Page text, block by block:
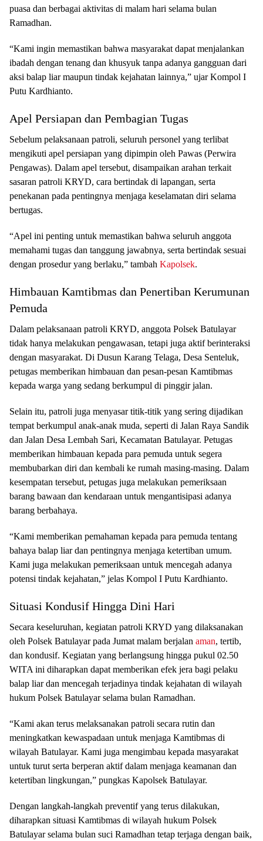
puasa dan berbagai aktivitas di malam hari selama bulan
Ramadhan.
“Kami ingin memastikan bahwa masyarakat dapat menjalankan
ibadah dengan tenang dan khusyuk tanpa adanya gangguan dari
aksi balap liar maupun tindak kejahatan lainnya,” ujar Kompol I
Putu Kardhianto.
Apel Persiapan dan Pembagian Tugas
Sebelum pelaksanaan patroli, seluruh personel yang terlibat
mengikuti apel persiapan yang dipimpin oleh Pawas (Perwira
Pengawas). Dalam apel tersebut, disampaikan arahan terkait
sasaran patroli KRYD, cara bertindak di lapangan, serta
penekanan pada pentingnya menjaga keselamatan diri selama
bertugas.
“Apel ini penting untuk memastikan bahwa seluruh anggota
memahami tugas dan tanggung jawabnya, serta bertindak sesuai
dengan prosedur yang berlaku,” tambah Kapolsek.
Himbauan Kamtibmas dan Penertiban Kerumunan
Pemuda
Dalam pelaksanaan patroli KRYD, anggota Polsek Batulayar
tidak hanya melakukan pengawasan, tetapi juga aktif berinteraksi
dengan masyarakat. Di Dusun Karang Telaga, Desa Senteluk,
petugas memberikan himbauan dan pesan-pesan Kamtibmas
kepada warga yang sedang berkumpul di pinggir jalan.
Selain itu, patroli juga menyasar titik-titik yang sering dijadikan
tempat berkumpul anak-anak muda, seperti di Jalan Raya Sandik
dan Jalan Desa Lembah Sari, Kecamatan Batulayar. Petugas
memberikan himbauan kepada para pemuda untuk segera
membubarkan diri dan kembali ke rumah masing-masing. Dalam
kesempatan tersebut, petugas juga melakukan pemeriksaan
barang bawaan dan kendaraan untuk mengantisipasi adanya
barang berbahaya.
“Kami memberikan pemahaman kepada para pemuda tentang
bahaya balap liar dan pentingnya menjaga ketertiban umum.
Kami juga melakukan pemeriksaan untuk mencegah adanya
potensi tindak kejahatan,” jelas Kompol I Putu Kardhianto.
Situasi Kondusif Hingga Dini Hari
Secara keseluruhan, kegiatan patroli KRYD yang dilaksanakan
oleh Polsek Batulayar pada Jumat malam berjalan aman, tertib,
dan kondusif. Kegiatan yang berlangsung hingga pukul 02.50
WITA ini diharapkan dapat memberikan efek jera bagi pelaku
balap liar dan mencegah terjadinya tindak kejahatan di wilayah
hukum Polsek Batulayar selama bulan Ramadhan.
“Kami akan terus melaksanakan patroli secara rutin dan
meningkatkan kewaspadaan untuk menjaga Kamtibmas di
wilayah Batulayar. Kami juga mengimbau kepada masyarakat
untuk turut serta berperan aktif dalam menjaga keamanan dan
ketertiban lingkungan,” pungkas Kapolsek Batulayar.
Dengan langkah-langkah preventif yang terus dilakukan,
diharapkan situasi Kamtibmas di wilayah hukum Polsek
Batulayar selama bulan suci Ramadhan tetap terjaga dengan baik,